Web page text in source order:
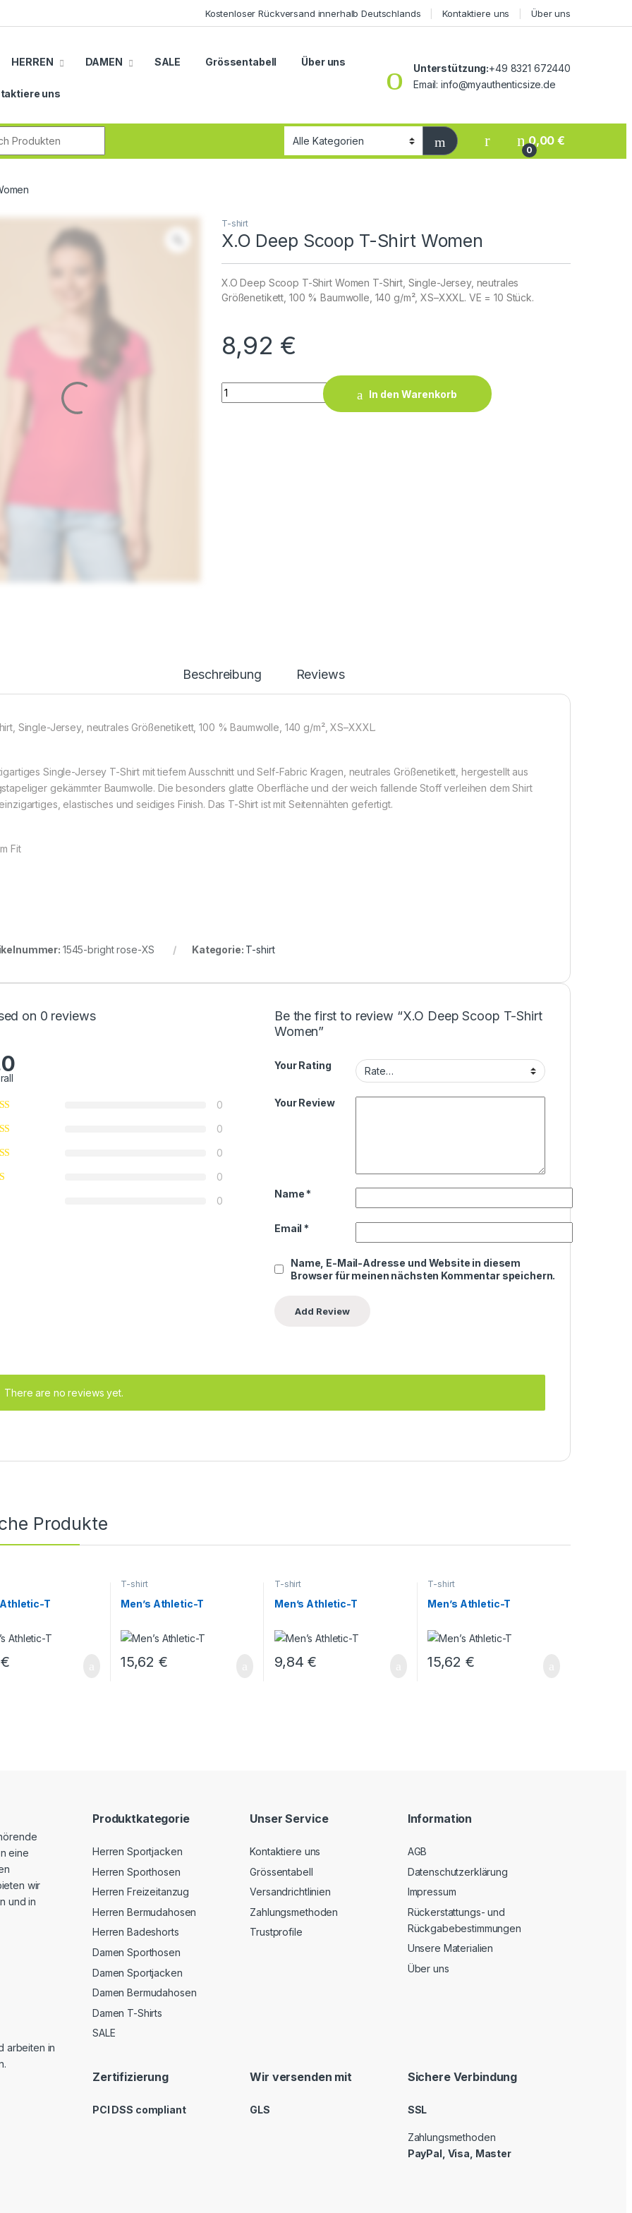
Kostenloser Rückversand innerhalb Deutschlands Kontaktiere uns Über uns
HERREN DAMEN SALE Grössentabell Über uns
uns
Unterstützung:+49 8321 672440
Email: info@myauthenticsize.de
0
0,00€
T-shirt
X.O Deep Scoop T-Shirt Women
X.O Deep Scoop T-Shirt Women T-Shirt, Single-Jersey, neutrales
Größenetikett, 100 % Baumwolle, 140 g/m², XS–XXXL. VE = 10 Stück.
8,92 €
X.O Deep Scoop T-Shirt Women quantity
In den Warenkorb
Beschreibung Reviews
Single-Jersey, neutrales Größenetikett, 100 % Baumwolle, 140 g/m², XS–XXXL.
Single-Jersey T-Shirt mit tiefem Ausschnitt und Self-Fabric Kragen, neutrales Größenetikett, hergestellt aus
gekämmter Baumwolle. Die besonders glatte Oberfläche und der weich fallende Stoff verleihen dem Shirt
elastisches und seidiges Finish. Das T-Shirt ist mit Seitennähten gefertigt.
Fit
1545-bright rose-XS Kategorie: T-shirt
on 0 reviews
0
0
0
0
0
Be the first to review “X.O Deep Scoop T-Shirt
Women”
Your Rating
Your Review
Name *
Email *
Name, E-Mail-Adresse und Website in diesem
Browser für meinen nächsten Kommentar speichern.
There are no reviews yet.
Produkte
Athletic-T
€
T-shirt
Men’s Athletic-T
15,62 €
T-shirt
Men’s Athletic-T
9,84€
T-shirt
Men’s Athletic-T
15,62 €
eine
wir
und in
arbeiten in
Produktkategorie
Herren Sportjacken
Herren Sporthosen
Herren Freizeitanzug
Herren Bermudahosen
Herren Badeshorts
Damen Sporthosen
Damen Sportjacken
Damen Bermudahosen
Damen T-Shirts
SALE
Unser Service
Kontaktiere uns
Grössentabell
Versandrichtlinien
Zahlungsmethoden
Trustprofile
Information
AGB
Datenschutzerklärung
Impressum
Rückerstattungs- und
Rückgabebestimmungen
Unsere Materialien
Über uns
Zertifizierung
PCI DSS compliant
Wir versenden mit
GLS
Sichere Verbindung
SSL
Zahlungsmethoden
PayPal, Visa, Master